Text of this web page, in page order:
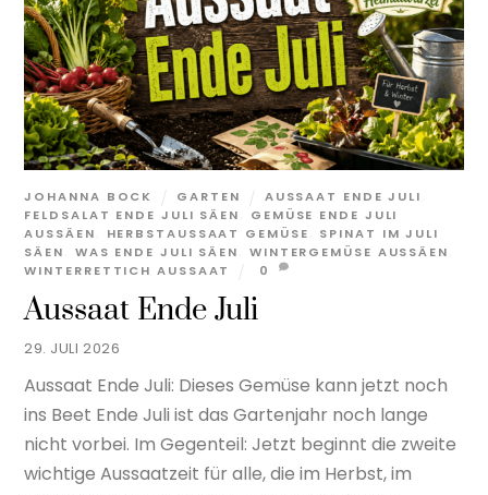
29. JULI 2026
Aussaat Ende Juli
JOHANNA BOCK GARTEN AUSSAAT ENDE JULI
FELDSALAT ENDE JULI SÄEN
GEMÜSE ENDE JULI
AUSSÄEN
HERBSTAUSSAAT GEMÜSE
SPINAT IM JULI
SÄEN
WAS ENDE JULI SÄEN WINTERGEMÜSE AUSSÄEN
WINTERRETTICH AUSSAAT
0
Aussaat Ende Juli: Dieses Gemüse kann jetzt noch
ins Beet Ende Juli ist das Gartenjahr noch lange
nicht vorbei. Im Gegenteil: Jetzt beginnt die zweite
wichtige Aussaatzeit für alle, die im Herbst, im